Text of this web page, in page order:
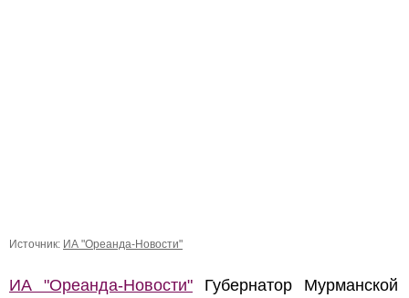
Источник: ИА "Ореанда-Новости"
ИА "Ореанда-Новости" Губернатор Мурманской